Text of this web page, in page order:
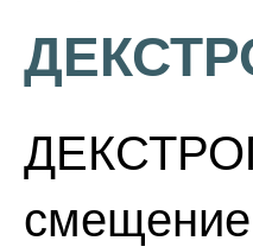
смещение